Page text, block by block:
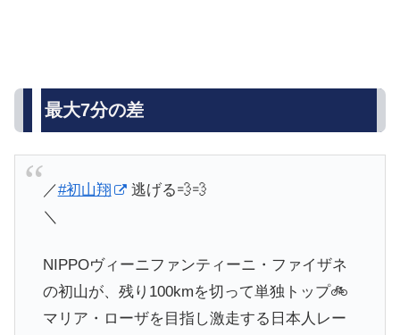
最大7分の差
／#初山翔
逃げる💨💨
＼
NIPPOヴィーニファンティーニ・ファイザネ
の初山が、残り100kmを切って単独トップ🚲
マリア・ローザを目指し激走する日本人レー